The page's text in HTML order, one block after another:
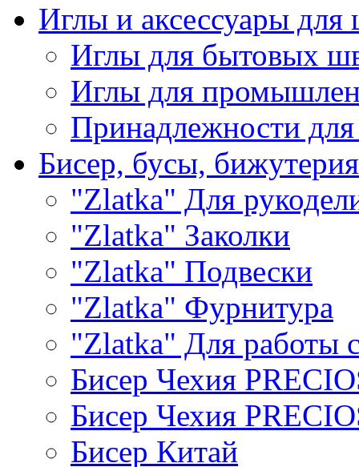
Иглы и аксессуары
Иглы для бытовых
Иглы для
Принадлежности
Бисер, бусы, бижутерия
"Zlatka" Для
"Zlatka" Заколки
"Zlatka" Подвески
"Zlatka" Фурнитура
"Zlatka" Для работы
Бисер Чехия
Бисер Чехия
Бисер Китай